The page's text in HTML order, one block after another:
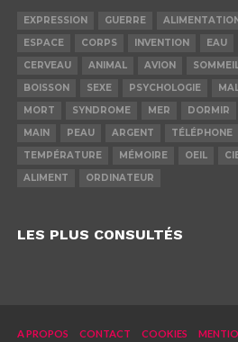
EXPRESSION GUERRE
ESPACE
CORPS INVENTION EAU
CERVEAU
ANIMAL AVION
BOISSON
SEXE PSYCHOLOGIE
MORT
SYNDROME MER DORMIR
MAIN
PEAU ARGENT TÉLÉPHONE
TEMPÉRATURE
MÉMOIRE OEIL
ALIMENT
ORDINATEUR
LES PLUS CONSULTÉS
A PROPOS CONTACT COOKIES